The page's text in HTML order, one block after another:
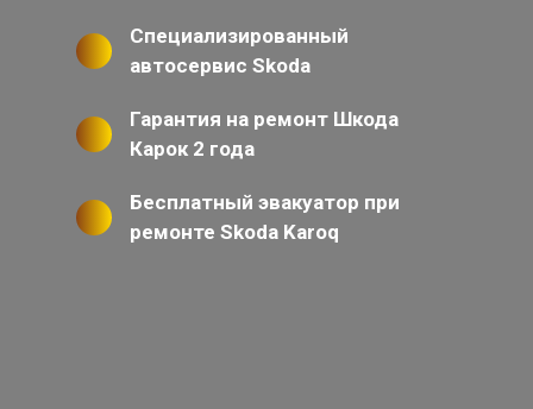
Специализированный
автосервис Skoda
Гарантия на ремонт Шкода
Карок 2 года
Бесплатный эвакуатор при
ремонте Skoda Karoq